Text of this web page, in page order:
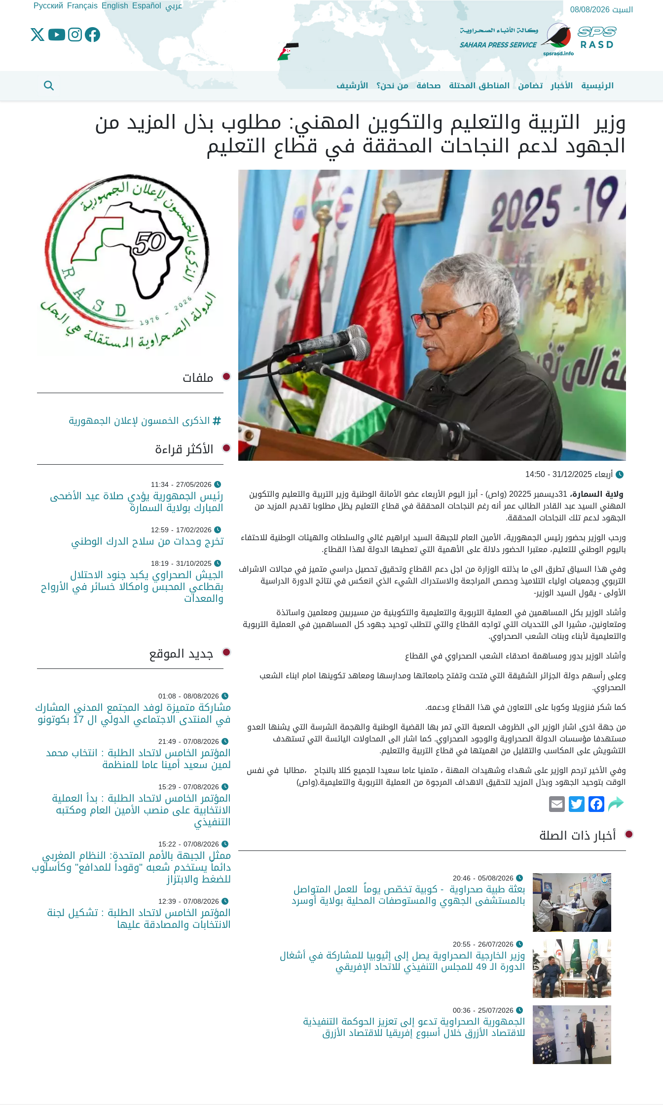
تجاوز
إلى
المحتوى
الرئيسي
السبت 08/08/2026 عربي Español
English
Français
Pусский
القائمة الرئيسية
الرئيسية الأخبار تضامن المناطق المحتلة صحافة من نحن؟ الأرشيف
وزير التربية والتعليم والتكوين المهني: مطلوب بذل المزيد من
الجهود لدعم النجاحات المحققة في قطاع التعليم
أربعاء 31/12/2025 - 14:50
ولاية السمارة،
31ديسمبر 20225 (واص) - أبرز اليوم الأربعاء عضو الأمانة الوطنية وزير التربية والتعليم والتكوين
المهني السيد عبد القادر الطالب عمر أنه رغم النجاحات المحققة في قطاع التعليم يظل مطلوبا تقديم المزيد من
الجهود لدعم تلك النجاحات المحققة.
ورحب الوزير بحضور رئيس الجمهورية، الأمين العام للجبهة السيد ابراهيم غالي والسلطات والهيئات الوطنية للاحتفاء
باليوم الوطني للتعليم، معتبرا الحضور دلالة على الأهمية التي تعطيها الدولة لهذا القطاع.
وفي هذا السياق تطرق الى ما بذلته الوزارة من اجل دعم القطاع وتحقيق تحصيل دراسي متميز في مجالات الاشراف
التربوي وجمعيات اولياء التلاميذ وحصص المراجعة والاستدراك الشيء الذي انعكس في نتائج الدورة الدراسية
الأولى - يقول السيد الوزير-
وأشاد الوزير بكل المساهمين في العملية التربوية والتعليمية والتكوينية من مسيريين ومعلمين واساتذة
ومتعاونين، مشيرا الى التحديات التي تواجه القطاع والتي تتطلب توحيد جهود كل المساهمين في العملية التربوية
والتعليمية لأبناء وبنات الشعب الصحراوي.
وأشاد الوزير بدور ومساهمة اصدقاء الشعب الصحراوي في القطاع
وعلى رأسهم دولة الجزائر الشقيقة التي فتحت وتفتح جامعاتها ومدارسها ومعاهد تكوينها امام ابناء الشعب
الصحراوي.
كما شكر فنزويلا وكوبا على التعاون في هذا القطاع ودعمه.
من جهة اخرى اشار الوزير الى الظروف الصعبة التي تمر بها القضية الوطنية والهجمة الشرسة التي يشنها العدو
مستهدفا مؤسسات الدولة الصحراوية والوجود الصحراوي. كما اشار الى المحاولات اليائسة التي تستهدف
التشويش على المكاسب والتقليل من اهميتها في قطاع التربية والتعليم.
وفي الأخير ترحم الوزير على شهداء وشهيدات المهنة ، متمنيا عاما سعيدا للجميع كللا بالنجاح ،مطالبا في نفس
الوقت بتوحيد الجهود وبذل المزيد لتحقيق الاهداف المرجوة من العملية التربوية والتعليمية.(واص)
Facebook
Twitter
أخبار ذات الصلة
05/08/2026 - 20:46
بعثة طبية صحراوية - كوبية تخصّص يوماً للعمل المتواصل
بالمستشفى الجهوي والمستوصفات المحلية بولاية أوسرد
26/07/2026 - 20:55
وزير الخارجية الصحراوية يصل إلى إثيوبيا للمشاركة في أشغال
الدورة الـ 49 للمجلس التنفيذي للاتحاد الإفريقي
25/07/2026 - 00:36
الجمهورية الصحراوية تدعو إلى تعزيز الحوكمة التنفيذية
للاقتصاد الأزرق خلال أسبوع إفريقيا للاقتصاد الأزرق
ملفات
الذكرى الخمسون لإعلان الجمهورية
الأكثر قراءة
27/05/2026 - 11:34
رئيس الجمهورية يؤدي صلاة عيد الأضحى
المبارك بولاية السمارة
17/02/2026 - 12:59
تخرج وحدات من سلاح الدرك الوطني
31/10/2025 - 18:19
الجيش الصحراوي يكبد جنود الاحتلال
بقطاعي المحبس وامكالا خسائر في الأرواح
والمعدات
جديد الموقع
08/08/2026 - 01:08
مشاركة متميزة لوفد المجتمع المدني المشارك
في المنتدى الاجتماعي الدولي ال 17 بكوتونو
07/08/2026 - 21:49
المؤتمر الخامس لاتحاد الطلبة : انتخاب محمد
لمين سعيد أمينا عاما للمنظمة
07/08/2026 - 15:29
المؤتمر الخامس لاتحاد الطلبة : بدأ العملية
الانتخابية على منصب الأمين العام ومكتبه
التنفيذي
07/08/2026 - 15:22
ممثل الجبهة بالأمم المتحدة: النظام المغربي
دائماً يستخدم شعبه "وقوداً للمدافع" وكأسلوب
للضغط والابتزاز
07/08/2026 - 12:39
المؤتمر الخامس لاتحاد الطلبة : تشكيل لجنة
الانتخابات والمصادقة عليها